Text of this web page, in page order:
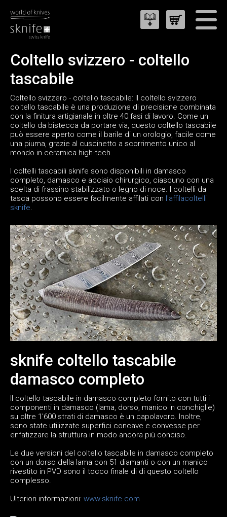
Coltello svizzero - coltello
tascabile
Coltello svizzero - coltello tascabile: Il coltello svizzero
coltello tascabile è una produzione di precisione combinata
con la finitura artigianale in oltre 40 fasi di lavoro. Come un
coltello da bistecca da portare via, questo coltello tascabile
può essere aperto come il barile di un orologio, facile come
una piuma, grazie al cuscinetto a scorrimento unico al
mondo in ceramica high-tech.
I coltelli tascabili sknife sono disponibili in damasco
completo, damasco e acciaio chirurgico, ciascuno con una
scelta di frassino stabilizzato o legno di noce. I coltelli da
tasca possono essere facilmente affilati con l'affilacoltelli
sknife.
sknife coltello tascabile
damasco completo
Il coltello tascabile in damasco completo fornito con tutti i
componenti in damasco (lama, dorso, manico in conchiglie)
su oltre 1'600 strati di damasco è un capolavoro. Inoltre,
sono state utilizzate superfici concave e convesse per
enfatizzare la struttura in modo ancora più conciso.
Le due versioni del coltello tascabile in damasco completo
con un dorso della lama con 51 diamanti o con un manico
rivestito in PVD sono il tocco finale di di questo coltello
complesso.
Ulteriori informazioni: www.sknife.com